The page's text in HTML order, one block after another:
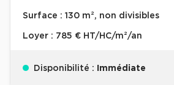
Achat de Bureaux à Rennes
Collections de Bureaux
Surface : 130 m², non divisibles
Loyer : 785 € HT/HC/m²/an
Disponibilité : Immédiate